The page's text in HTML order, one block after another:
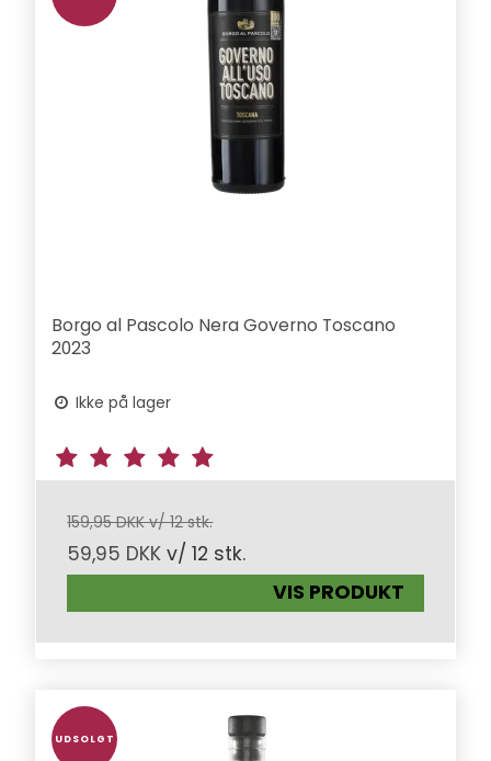
Borgo al Pascolo Nera Governo Toscano
2023
Ikke på lager
159,95 DKK v/ 12 stk.
59,95 DKK v/ 12 stk.
VIS PRODUKT
UDSOLGT